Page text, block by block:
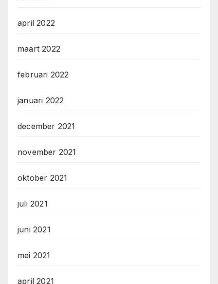
april 2022
maart 2022
februari 2022
januari 2022
december 2021
november 2021
oktober 2021
juli 2021
juni 2021
mei 2021
april 2021